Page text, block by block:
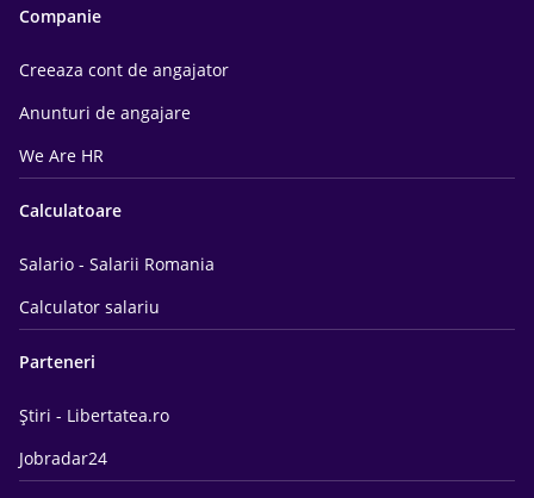
Companie
Creeaza cont de angajator
Anunturi de angajare
We Are HR
Calculatoare
Salario - Salarii Romania
Calculator salariu
Parteneri
Știri - Libertatea.ro
Jobradar24